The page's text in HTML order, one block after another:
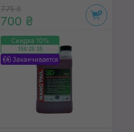
775 ₴
700 ₴
Скидка 10%
156:25:35
Заканчивается